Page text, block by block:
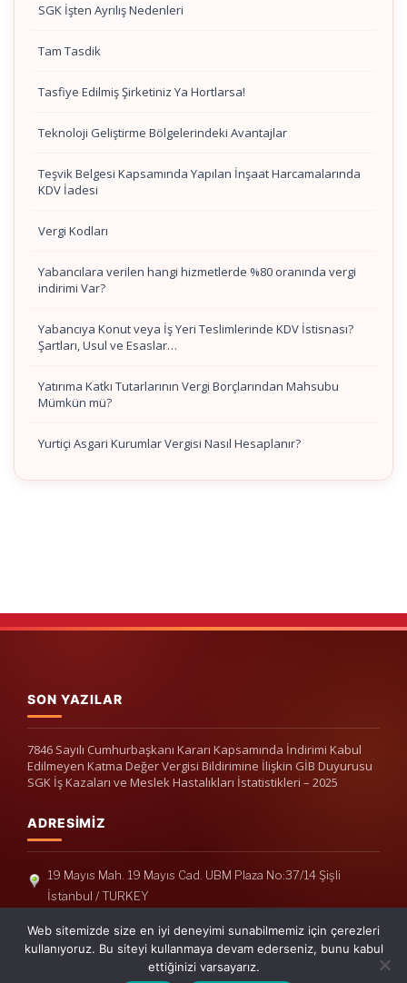
SGK İşten Ayrılış Nedenleri
Tam Tasdik
Tasfiye Edilmiş Şirketiniz Ya Hortlarsa!
Teknoloji Geliştirme Bölgelerindeki Avantajlar
Teşvik Belgesi Kapsamında Yapılan İnşaat Harcamalarında
KDV İadesi
Vergi Kodları
Yabancılara verilen hangi hizmetlerde %80 oranında vergi
indirimi Var?
Yabancıya Konut veya İş Yeri Teslimlerinde KDV İstisnası?
Şartları, Usul ve Esaslar…
Yatırıma Katkı Tutarlarının Vergi Borçlarından Mahsubu
Mümkün mü?
Yurtiçi Asgari Kurumlar Vergisi Nasıl Hesaplanır?
SON YAZILAR
7846 Sayılı Cumhurbaşkanı Kararı Kapsamında İndirimi Kabul
Edilmeyen Katma Değer Vergisi Bildirimine İlişkin GİB Duyurusu
SGK İş Kazaları ve Meslek Hastalıkları İstatistikleri – 2025
ADRESIMIZ
19 Mayıs Mah. 19 Mayıs Cad. UBM Plaza No:37/14 Şişli
İstanbul / TURKEY
Telefon: +90(212) 240 33 39
Telefon: +90(212) 248 19 36
info@erisymm.com
Web sitemizde size en iyi deneyimi sunabilmemiz için çerezleri
kullanıyoruz. Bu siteyi kullanmaya devam ederseniz, bunu kabul
ettiğinizi varsayarız.